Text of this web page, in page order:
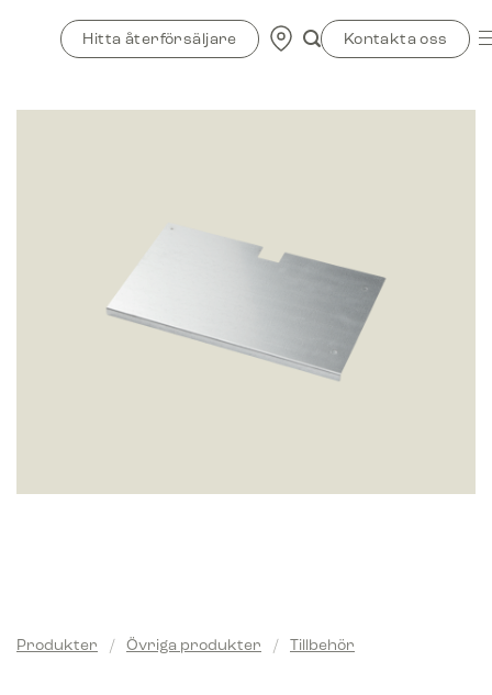
Hitta återförsäljare Kontakta oss
Produkter / Övriga produkter / Tillbehör